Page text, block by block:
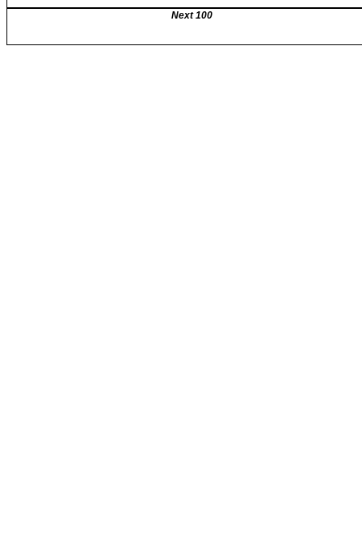
Next 100